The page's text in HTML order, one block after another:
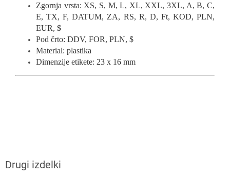
Zgornja vrsta: XS, S, M, L, XL, XXL, 3XL, A, B, C,
E, TX, F, DATUM, ZA, RS, R, D, Ft, KOD, PLN,
EUR, $
Pod črto: DDV, FOR, PLN, $
Material: plastika
Dimenzije etikete: 23 x 16 mm